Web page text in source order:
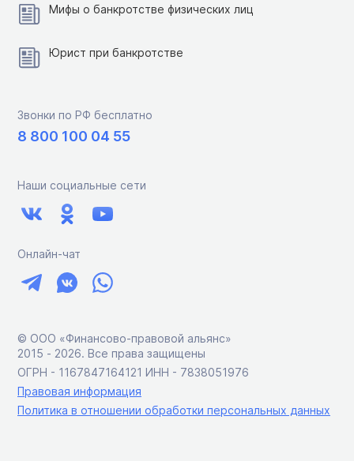
Мифы о банкротстве физических лиц
Юрист при банкротстве
Звонки по РФ бесплатно
8 800 100 04 55
Наши социальные сети
Онлайн-чат
© ООО «Финансово-правовой альянс»
2015 ‑ 2026. Все права защищены
ОГРН - 1167847164121 ИНН - 7838051976
Правовая информация
Политика в отношении обработки персональных данных